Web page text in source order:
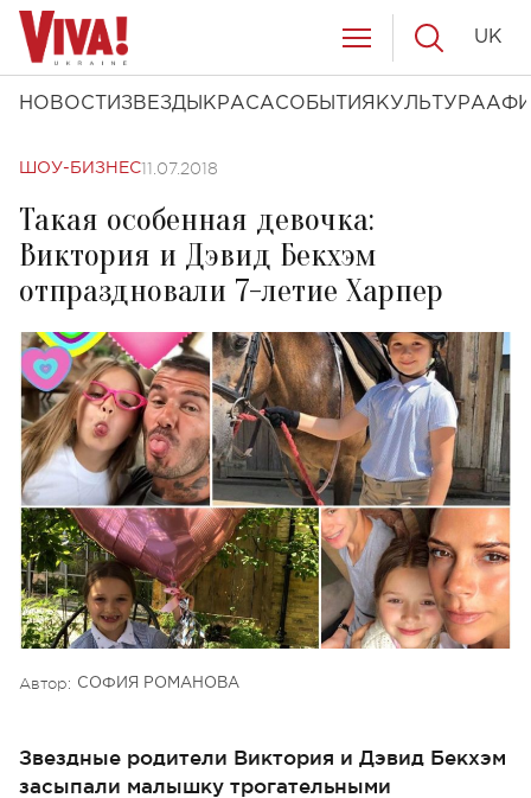
НОВОСТИ ЗВЕЗДЫ КРАСАСОБЫТИЯ КУЛЬТУРА
UK
ШОУ-БИЗНЕС11.07.2018
Такая особенная девочка:
Виктория и Дэвид Бекхэм
отпраздновали 7-летие Харпер
Автор: СОФИЯ РОМАНОВА
Звездные родители Виктория и Дэвид Бекхэм
засыпали малышку трогательными